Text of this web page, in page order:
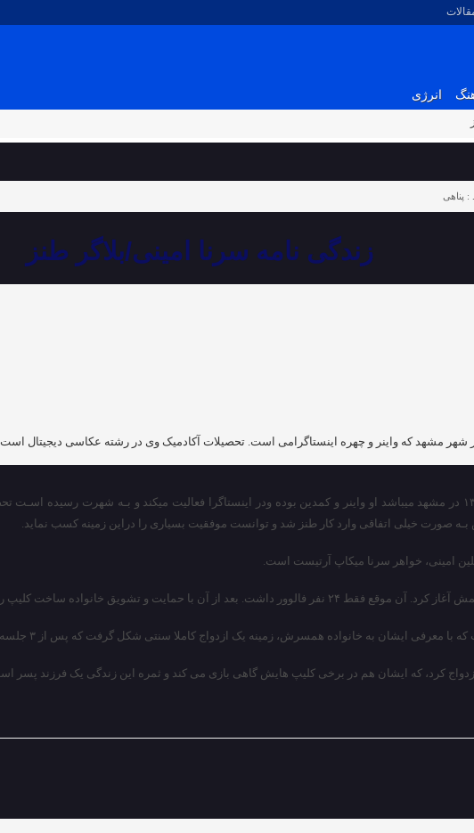
انرژی
: پناهی
زندگی نامه سرنا امینی/بلاگر طنز
به گزارش پایگاه خبری شباویز،سرنا امینی متولد ۲۸ دی ماه سال ۱۳۷۲ در مشهد میباشد او واینر و کمدین بوده ودر اینستاگرا
صورت خیلی اتفاقی وارد کار طنز شد و توانست موفقیت بسیاری را دراین زمینه کسب نماید.
امینی، خواهر سرنا میکاپ آرتیست است.
همسرش، زمینه یک ازدواج کاملا سنتی شکل گرفت که پس از ۳ جلسه خواستگاری و آشنایی، رسما ازدواج کردند.